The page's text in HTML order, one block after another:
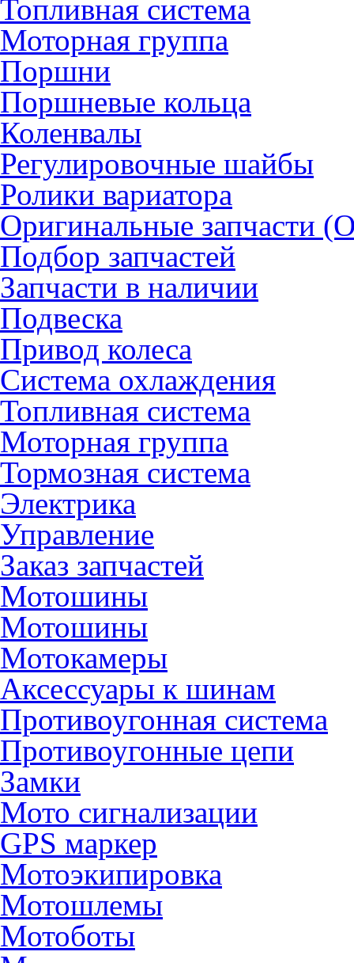
Топливная система
Моторная группа
Поршни
Поршневые кольца
Коленвалы
Регулировочные шайбы
Ролики вариатора
Оригинальные запчасти
Подбор запчастей
Запчасти в наличии
Подвеска
Привод колеса
Система охлаждения
Топливная система
Моторная группа
Тормозная система
Электрика
Управление
Заказ запчастей
Мотошины
Мотошины
Мотокамеры
Аксессуары к шинам
Противоугонная система
Противоугонные цепи
Замки
Мото сигнализации
GPS маркер
Мотоэкипировка
Мотошлемы
Мотоботы